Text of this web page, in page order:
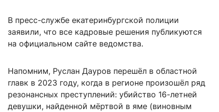
В пресс-службе екатеринбургской полиции
заявили, что все кадровые решения публикуются
на официальном сайте ведомства.
Напомним, Руслан Дауров перешёл в областной
главк в 2023 году, когда в регионе произошёл ряд
резонансных преступлений: убийство 16-летней
девушки, найденной мёртвой в яме (виновным